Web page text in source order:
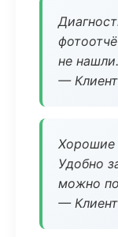
не нашли.
—
Хорошие
Удобно
можно
—